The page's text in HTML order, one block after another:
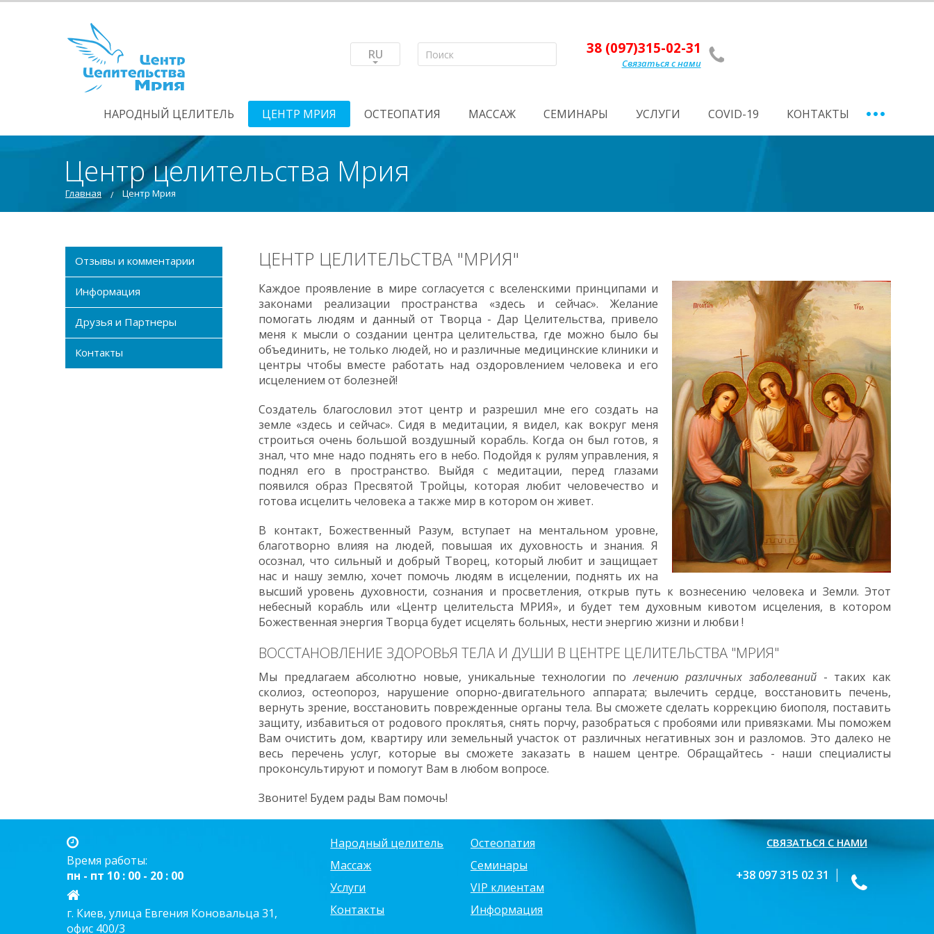
RU 38 (097)315-02-31
Связаться с нами
НАРОДНЫЙ ЦЕЛИТЕЛЬ ЦЕНТР МРИЯ ОСТЕОПАТИЯ МАССАЖ СЕМИНАРЫ УСЛУГИ СOVID-19 КОНТАКТЫ
Центр целительства Мрия
Главная Центр Мрия
Отзывы и комментарии
Информация
Друзья и Партнеры
Контакты
ЦЕНТР ЦЕЛИТЕЛЬСТВА "МРИЯ"
Каждое проявление в мире согласуется с вселенскими принципами и
законами реализации пространства «здесь и сейчас». Желание
помогать людям и данный от Творца - Дар Целительства, привело
меня к мысли о создании центра целительства, где можно было бы
объединить, не только людей, но и различные медицинские клиники и
центры чтобы вместе работать над оздоровлением человека и его
исцелением от болезней!
Создатель благословил этот центр и разрешил мне его создать на
земле «здесь и сейчас». Сидя в медитации, я видел, как вокруг меня
строиться очень большой воздушный корабль. Когда он был готов, я
знал, что мне надо поднять его в небо. Подойдя к рулям управления, я
поднял его в пространство. Выйдя с медитации, перед глазами
появился образ Пресвятой Тройцы, которая любит человечество и
готова исцелить человека а также мир в котором он живет.
В контакт, Божественный Разум, вступает на ментальном уровне,
благотворно влияя на людей, повышая их духовность и знания. Я
осознал, что сильный и добрый Творец, который любит и защищает
нас и нашу землю, хочет помочь людям в исцелении, поднять их на
высший уровень духовности, сознания и просветления, открыв путь к вознесению человека и Земли. Этот
небесный корабль или «Центр целительста МРИЯ», и будет тем духовным кивотом исцеления, в котором
Божественная энергия Творца будет исцелять больных, нести энергию жизни и любви !
ВОССТАНОВЛЕНИЕ ЗДОРОВЬЯ ТЕЛА И ДУШИ В ЦЕНТРЕ ЦЕЛИТЕЛЬСТВА "МРИЯ"
Мы предлагаем абсолютно новые, уникальные технологии полечению различных заболеваний - таких как
сколиоз, оcтеопороз, нарушение опорно-двигательного аппарата; вылечить сердце, восстановить печень,
вернуть зрение, восстановить поврежденные органы тела. Вы сможете сделать коррекцию биополя, поставить
защиту, избавиться от родового проклятья, снять порчу, разобраться с пробоями или привязками. Мы поможем
Вам очистить дом, квартиру или земельный участок от различных негативных зон и разломов. Это далеко не
весь перечень услуг, которые вы сможете заказать в нашем центре. Обращайтесь - наши специалисты
проконсультируют и помогут Вам в любом вопросе.
Звоните! Будем рады Вам помочь!
Время работы:
пн - пт 10 : 00 - 20 : 00
г. Киев, улица Евгения Коновальца 31,
офис 400/3
Народный целитель
Остеопатия
Массаж
Семинары
Услуги
VIP клиентам
Контакты
Информация
СВЯЗАТЬСЯ С НАМИ
+38 097 315 02 31